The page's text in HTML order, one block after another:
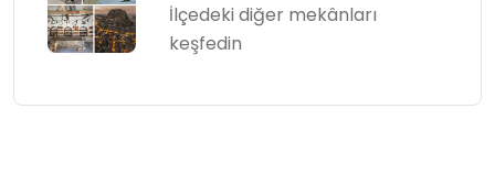
İlçedeki diğer mekânları
keşfedin